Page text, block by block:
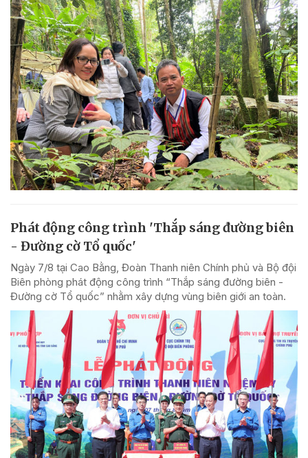
Phát động công trình 'Thắp sáng đường biên
- Đường cờ Tổ quốc'
Ngày 7/8 tại Cao Bằng, Đoàn Thanh niên Chính phủ và Bộ đội
Biên phòng phát động công trình “Thắp sáng đường biên -
Đường cờ Tổ quốc” nhằm xây dựng vùng biên giới an toàn.